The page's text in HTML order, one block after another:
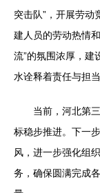
突击队”，开展劳动
建人员的劳动热情
流”的氛围浓厚，建
水诠释着责任与担
当前，河北第
标稳步推进。下一
风，进一步强化组
务，确保圆满完成